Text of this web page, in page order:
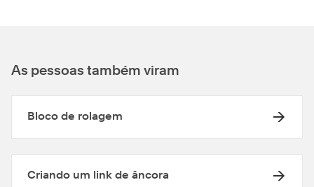
As pessoas também viram
Bloco de rolagem
Criando um link de âncora